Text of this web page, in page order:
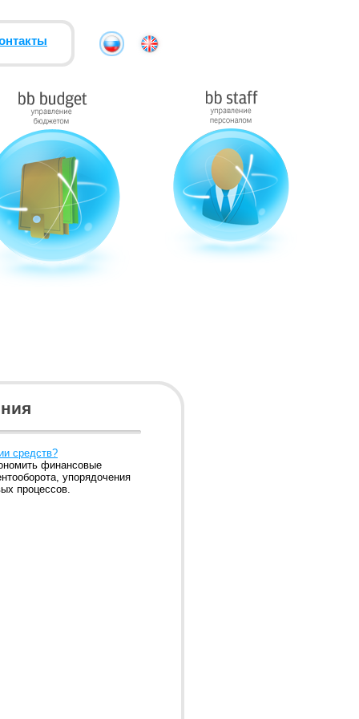
средств?
финансовые
упорядочения
процессов.